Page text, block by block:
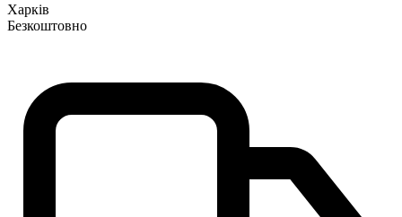
Харків
Безкоштовно